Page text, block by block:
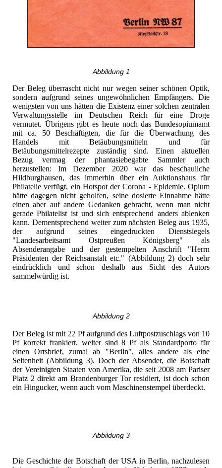
Abbildung 1
Der Beleg überrascht nicht nur wegen seiner schönen Optik,
sondern aufgrund seines ungewöhnlichen Empfängers. Die
wenigsten von uns hätten die Existenz einer solchen zentralen
Verwaltungsstelle im Deutschen Reich für eine Droge
vermutet. Übrigens gibt es heute noch das Bundesopiumamt
mit ca. 50 Beschäftigten, die für die Überwachung des
Handels mit Betäubungsmitteln und für
Betäubungsmittelrezepte zuständig sind. Einen aktuellen
Bezug vermag der phantasiebegabte Sammler auch
herzustellen: Im Dezember 2020 war das beschauliche
Hildburghausen, das immerhin über ein Auktionshaus für
Philatelie verfügt, ein Hotspot der Corona - Epidemie. Opium
hätte dagegen nicht geholfen, seine dosierte Einnahme hätte
einen aber auf andere Gedanken gebracht, wenn man nicht
gerade Philatelist ist und sich entsprechend anders ablenken
kann. Dementsprechend weiter zum nächsten Beleg aus 1935,
der aufgrund seines eingedruckten Dienstsiegels
"Landesarbeitsamt Ostpreußen Königsberg" als
Absenderangabe und der gestempelten Anschrift "Herrn
Präsidenten der Reichsanstalt etc." (Abbildung 2) doch sehr
eindrücklich und schon deshalb aus Sicht des Autors
sammelwürdig ist.
Abbildung 2
Der Beleg ist mit 22 Pf aufgrund des Luftpostzuschlags von 10
Pf korrekt frankiert. weiter sind 8 Pf als Standardporto für
einen Ortsbrief, zumal ab "Berlin", alles andere als eine
Seltenheit (Abbildung 3). Doch der Absender, die Botschaft
der Vereinigten Staaten von Amerika, die seit 2008 am Pariser
Platz 2 direkt am Brandenburger Tor residiert, ist doch schon
ein Hingucker, wenn auch vom Maschinenstempel überdeckt.
Abbildung 3
Die Geschichte der Botschaft der USA in Berlin, nachzulesen